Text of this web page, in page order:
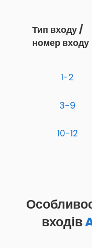
Тип входу /
номер входу
1-2
3-9
10-12
входів